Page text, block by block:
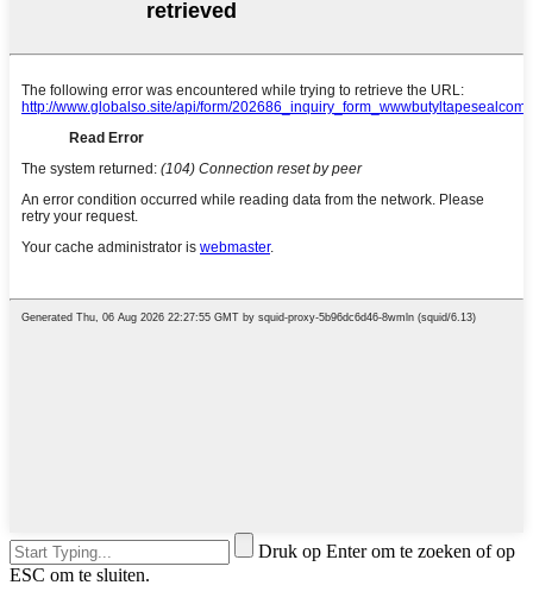
Druk op Enter om te zoeken of op
ESC om te sluiten.